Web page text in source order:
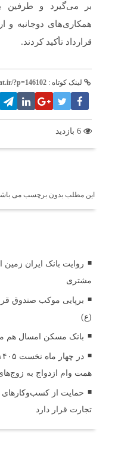
بر می‌گیرد و طرفین
همکاری‌های دوجانبه و
قرارداد تأکید کردند.
لینک کوتاه : ?p=146102
این مطلب بدون برچسب می
روایت بانک ایران زمین
مشتری
برپایی موکب صندوق
(ع)
بانک مسکن امسال هم
همت وام ازدواج به
حمایت از کسب‌وکارهای
تجارت قرار دارد